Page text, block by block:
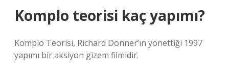
Komplo teorisi kaç yapımı?
Komplo Teorisi, Richard Donner’ın yönettiği 1997
yapımı bir aksiyon gizem filmidir.